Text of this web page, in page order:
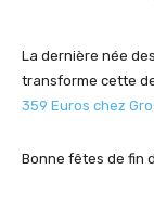
La dernière née
transforme cette
359 Euros chez
Bonne fêtes de fin